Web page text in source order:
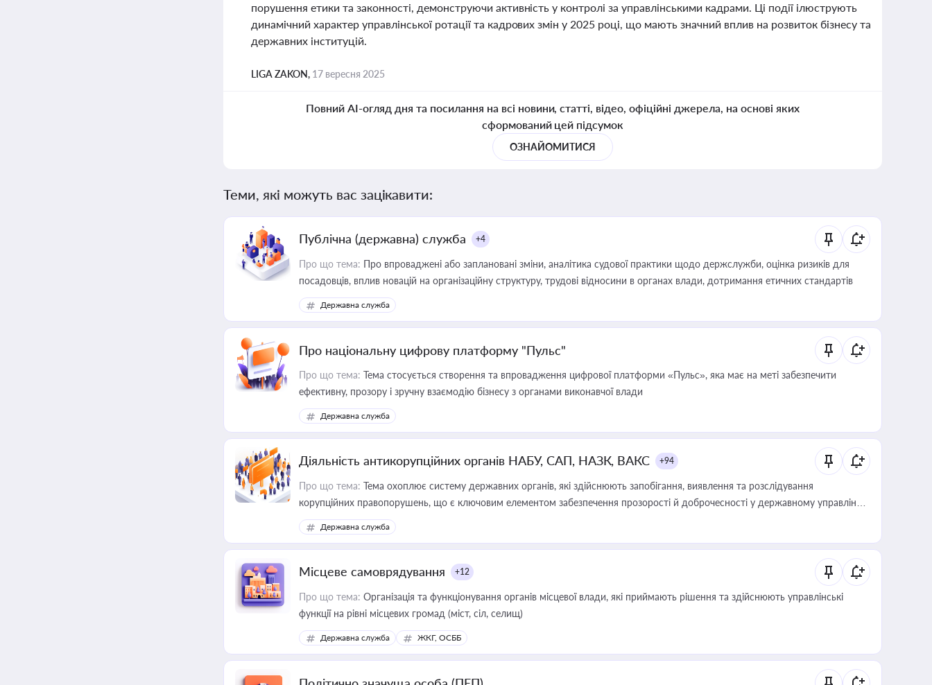
порушення етики та законності, демонструючи активність у контролі за управлінськими кадрами. Ці події ілюструють
динамічний характер управлінської ротації та кадрових змін у 2025 році, що мають значний вплив на розвиток бізнесу та
державних інституцій.
LIGA ZAKON, 17 вересня 2025
Повний AI-огляд дня та посилання на всі новини, статті, відео, офіційні джерела, на основі яких
сформований цей підсумок
ОЗНАЙОМИТИСЯ
Теми, які можуть вас зацікавити:
Публічна (державна) служба +4
Про що тема: Про впроваджені або заплановані зміни, аналітика судової практики щодо держслужби, оцінка ризиків для
посадовців, вплив новацій на організаційну структуру, трудові відносини в органах влади, дотримання етичних стандартів
Державна служба
Про національну цифрову платформу "Пульс"
Про що тема: Тема стосується створення та впровадження цифрової платформи «Пульс», яка має на меті забезпечити
ефективну, прозору і зручну взаємодію бізнесу з органами виконавчої влади
Державна служба
Діяльність антикорупційних органів НАБУ, САП, НАЗК, ВАКС +94
Про що тема: Тема охоплює систему державних органів, які здійснюють запобігання, виявлення та розслідування
корупційних правопорушень, що є ключовим елементом забезпечення прозорості й доброчесності у державному управлінні
та бізнесі
Державна служба
Місцеве самоврядування +12
Про що тема: Організація та функціонування органів місцевої влади, які приймають рішення та здійснюють управлінські
функції на рівні місцевих громад (міст, сіл, селищ)
Державна служба ЖКГ, ОСББ